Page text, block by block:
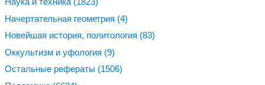
Начертательная геометрия (4)
Новейшая история, политология (83)
Оккультизм и уфология (9)
Остальные рефераты (1506)